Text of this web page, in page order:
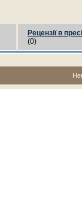
Рецензії в пресі
(0)